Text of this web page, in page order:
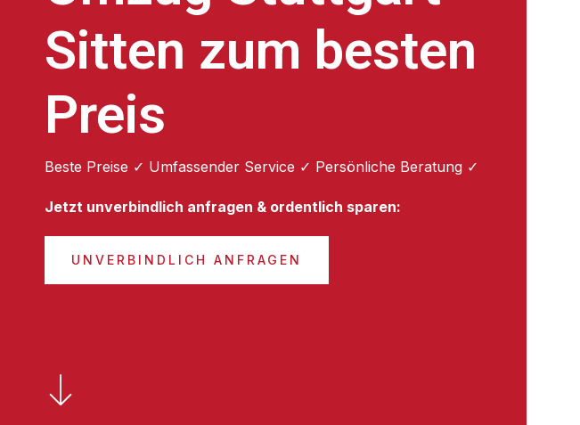
Sitten zum besten
Preis
Beste Preise ✓ Umfassender Service ✓ Persönliche Beratung ✓
Jetzt unverbindlich anfragen & ordentlich sparen:
UNVERBINDLICH ANFRAGEN